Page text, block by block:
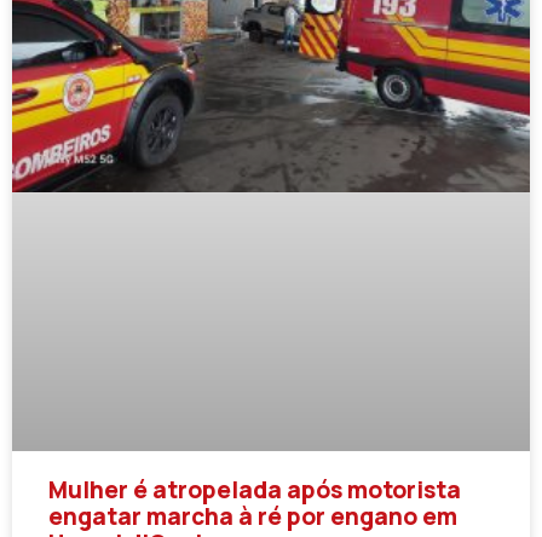
Mulher é atropelada após motorista
engatar marcha à ré por engano em